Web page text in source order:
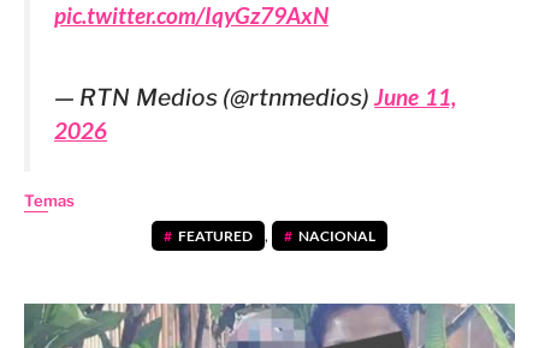
pic.twitter.com/IqyGz79AxN
— RTN Medios (@rtnmedios)June 11,
2026
Temas
FEATURED , NACIONAL